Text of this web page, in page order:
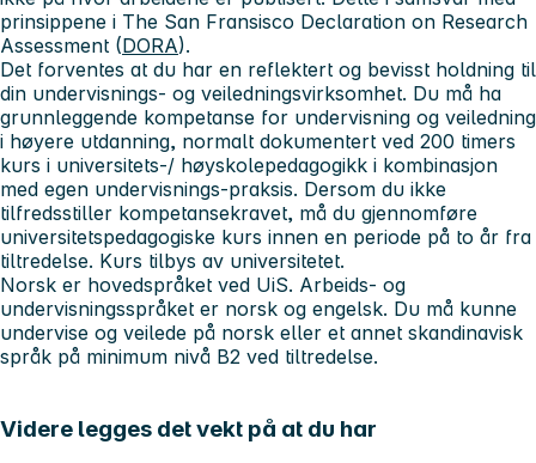
prinsippene i The San Fransisco Declaration on Research
Assessment (DORA).
Det forventes at du har en reflektert og bevisst holdning til
din undervisnings- og veiledningsvirksomhet. Du må ha
grunnleggende kompetanse for undervisning og veiledning
i høyere utdanning, normalt dokumentert ved 200 timers
kurs i universitets-/ høyskolepedagogikk i kombinasjon
med egen undervisnings-praksis. Dersom du ikke
tilfredsstiller kompetansekravet, må du gjennomføre
universitetspedagogiske kurs innen en periode på to år fra
tiltredelse. Kurs tilbys av universitetet.
Norsk er hovedspråket ved UiS. Arbeids- og
undervisningsspråket er norsk og engelsk. Du må kunne
undervise og veilede på norsk eller et annet skandinavisk
språk på minimum nivå B2 ved tiltredelse.
Videre legges det vekt på at du har